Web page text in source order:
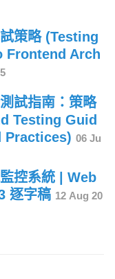
策略 (Testing
Frontend Arch
試指南：策略
Testing Guid
Practices) 06 Ju
控系統 | Web
逐字稿 12 Aug 20